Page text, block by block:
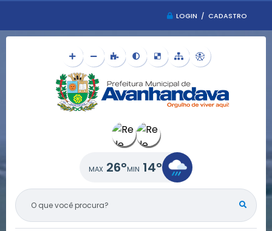
LOGIN / CADASTRO
O QUE VOCÊ PROCURA?
26° 14°